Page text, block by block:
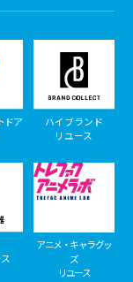
ドア
ハイブランド
リユース
アニメ・キャラグッ
ズ
リユース